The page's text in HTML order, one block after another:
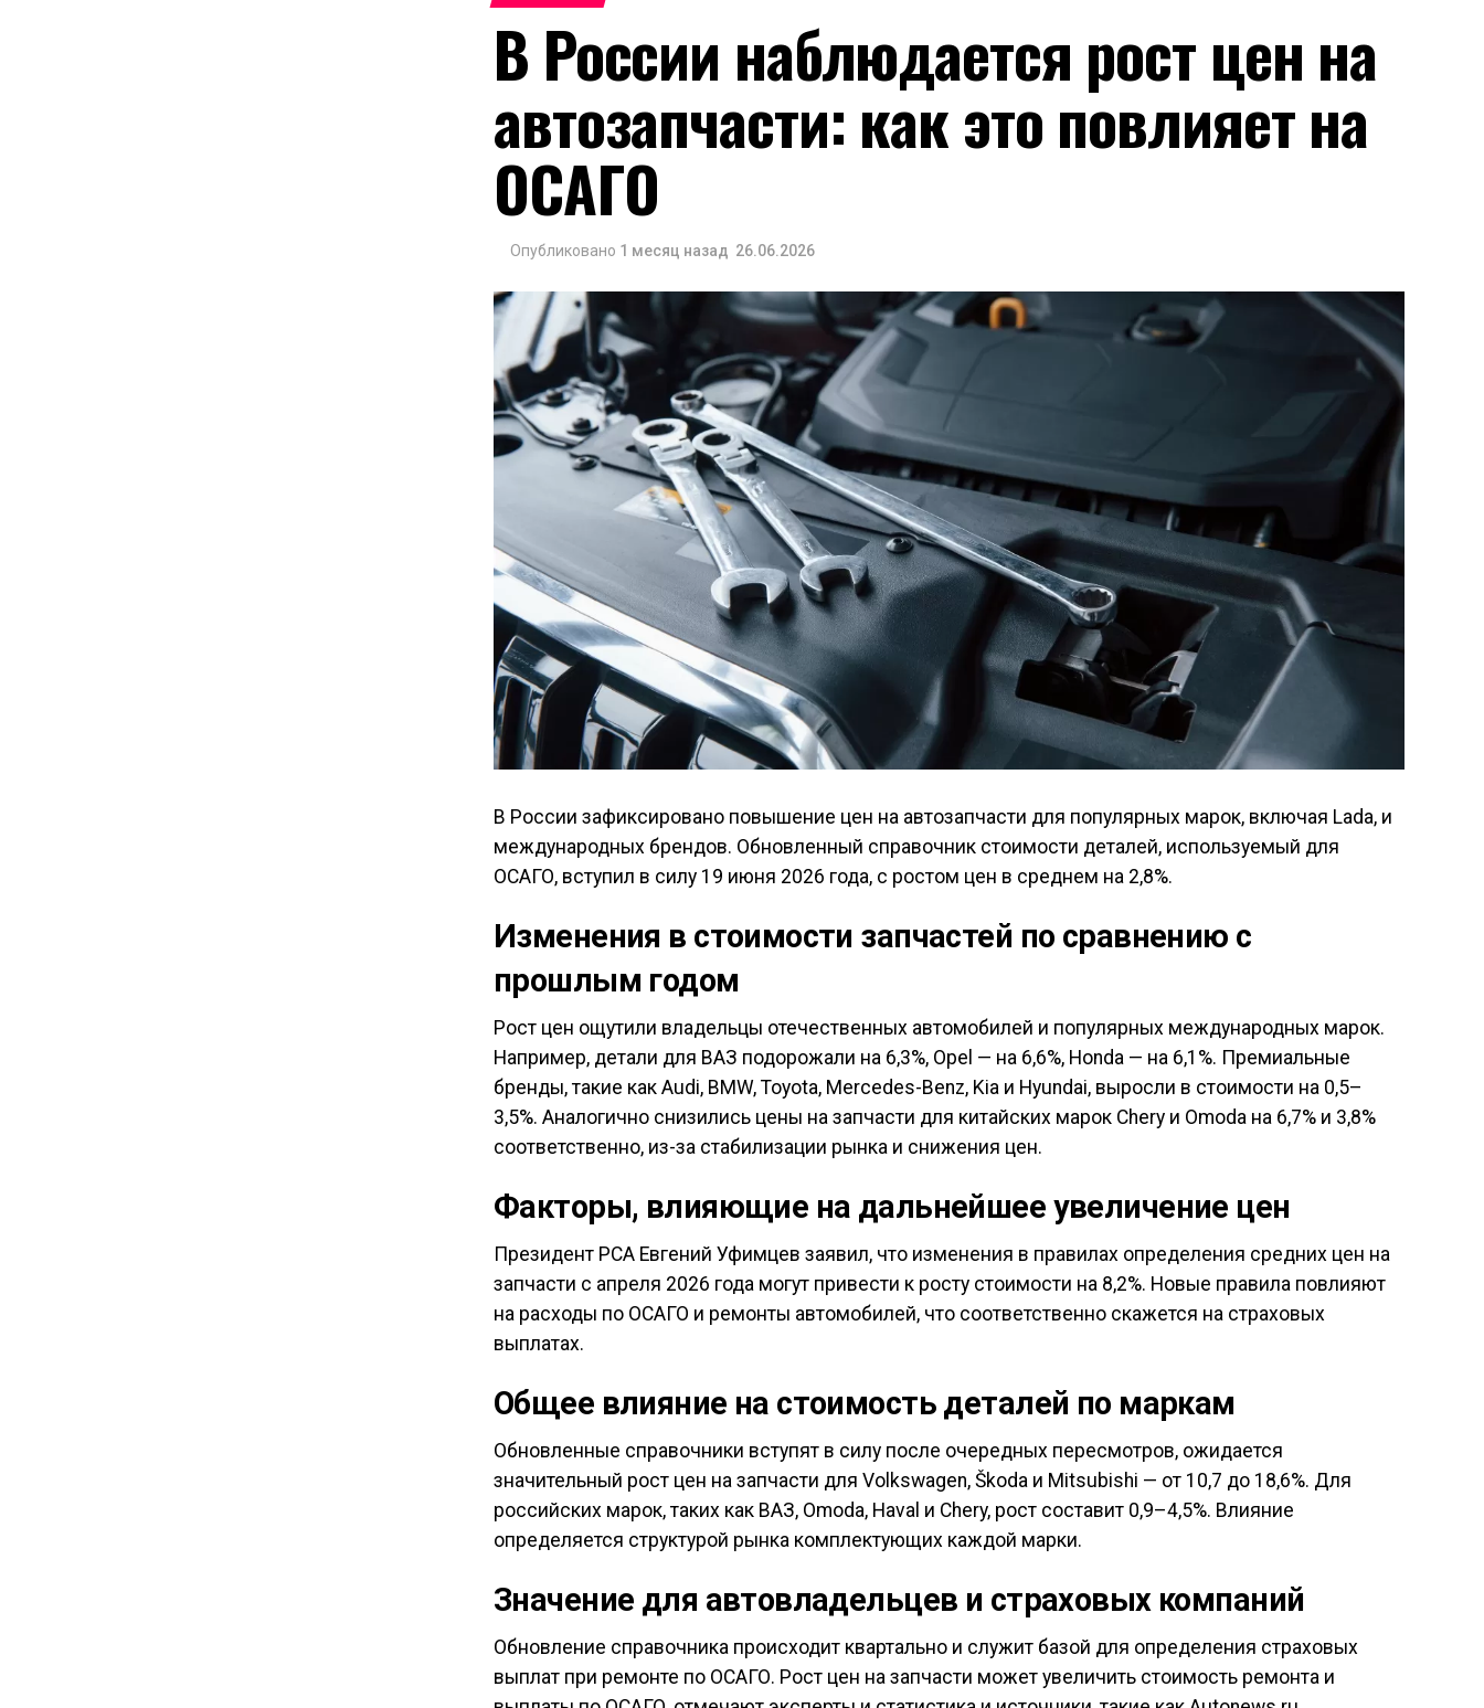
В России наблюдается рост цен на
автозапчасти: как это повлияет на
ОСАГО
Опубликовано 1 месяц назад 26.06.2026
В России зафиксировано повышение цен на автозапчасти для популярных марок, включая Lada, и
международных брендов. Обновленный справочник стоимости деталей, используемый для
ОСАГО, вступил в силу 19 июня 2026 года, с ростом цен в среднем на 2,8%.
Изменения в стоимости запчастей по сравнению с
прошлым годом
Рост цен ощутили владельцы отечественных автомобилей и популярных международных марок.
Например, детали для ВАЗ подорожали на 6,3%, Opel — на 6,6%, Honda — на 6,1%. Премиальные
бренды, такие как Audi, BMW, Toyota, Mercedes-Benz, Kia и Hyundai, выросли в стоимости на 0,5–
3,5%. Аналогично снизились цены на запчасти для китайских марок Chery и Omoda на 6,7% и 3,8%
соответственно, из-за стабилизации рынка и снижения цен.
Факторы, влияющие на дальнейшее увеличение цен
Президент РСА Евгений Уфимцев заявил, что изменения в правилах определения средних цен на
запчасти с апреля 2026 года могут привести к росту стоимости на 8,2%. Новые правила повлияют
на расходы по ОСАГО и ремонты автомобилей, что соответственно скажется на страховых
выплатах.
Общее влияние на стоимость деталей по маркам
Обновленные справочники вступят в силу после очередных пересмотров, ожидается
значительный рост цен на запчасти для Volkswagen, Škoda и Mitsubishi — от 10,7 до 18,6%. Для
российских марок, таких как ВАЗ, Omoda, Haval и Chery, рост составит 0,9–4,5%. Влияние
определяется структурой рынка комплектующих каждой марки.
Значение для автовладельцев и страховых компаний
Обновление справочника происходит квартально и служит базой для определения страховых
выплат при ремонте по ОСАГО. Рост цен на запчасти может увеличить стоимость ремонта и